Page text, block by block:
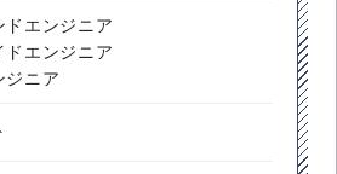
エンジニア
エンジニア
ジニア